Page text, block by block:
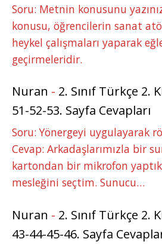
Soru: Metnin konusunu
konusu, öğrencilerin sanat
heykel çalışmaları yaparak
geçirmeleridir.
Nuran - 2. Sınıf Türkçe 2.
51-52-53. Sayfa Cevapları
Soru: Yönergeyi uygulayarak
Cevap: Arkadaşlarımızla bir
kartondan bir mikrofon
mesleğini seçtim. Sunucu…
Nuran - 2. Sınıf Türkçe 2.
43-44-45-46. Sayfa